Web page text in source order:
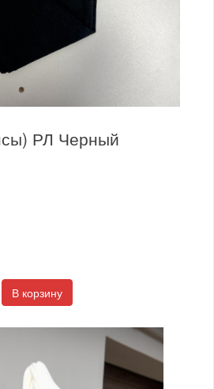
РЛ Черный
В корзину